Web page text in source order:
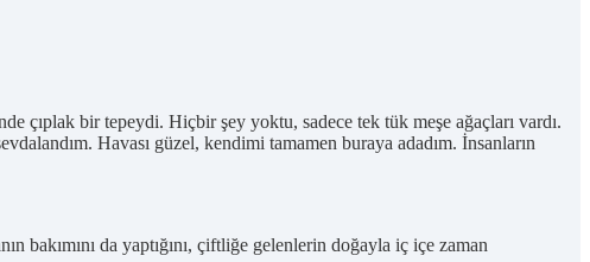
çıplak bir tepeydi. Hiçbir şey yoktu, sadece tek tük meşe ağaçları vardı.
Havası güzel, kendimi tamamen buraya adadım. İnsanların
da yaptığını, çiftliğe gelenlerin doğayla iç içe zaman